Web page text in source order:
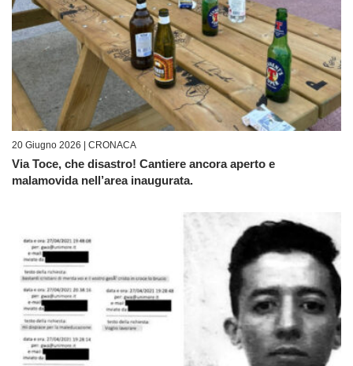
20 Giugno 2026 | CRONACA
Via Toce, che disastro! Cantiere ancora aperto e
malamovida nell’area inaugurata.